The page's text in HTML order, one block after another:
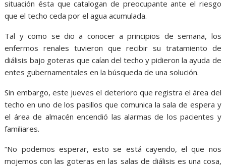
situación ésta que catalogan de preocupante ante el riesgo
que el techo ceda por el agua acumulada.
Tal y como se dio a conocer a principios de semana, los
enfermos renales tuvieron que recibir su tratamiento de
diálisis bajo goteras que caían del techo y pidieron la ayuda de
entes gubernamentales en la búsqueda de una solución.
Sin embargo, este jueves el deterioro que registra el área del
techo en uno de los pasillos que comunica la sala de espera y
el área de almacén encendió las alarmas de los pacientes y
familiares.
“No podemos esperar, esto se está cayendo, el que nos
mojemos con las goteras en las salas de diálisis es una cosa,